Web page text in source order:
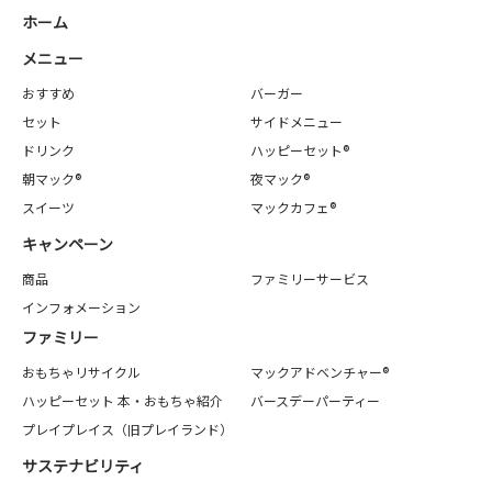
ホーム
メニュー
おすすめ
バーガー
セット
サイドメニュー
ドリンク
ハッピーセット®
朝マック®
夜マック®
スイーツ
マックカフェ®
キャンペーン
商品
ファミリーサービス
インフォメーション
ファミリー
おもちゃリサイクル
マックアドベンチャー®
ハッピーセット 本・おもちゃ紹介
バースデーパーティー
プレイプレイス（旧プレイランド）
サステナビリティ